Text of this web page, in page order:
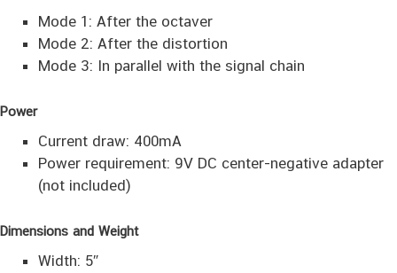
Mode 1: After the octaver
Mode 2: After the distortion
Mode 3: In parallel with the signal chain
Power
Current draw: 400mA
Power requirement: 9V DC center-negative adapter
(not included)
Dimensions and Weight
Width: 5″